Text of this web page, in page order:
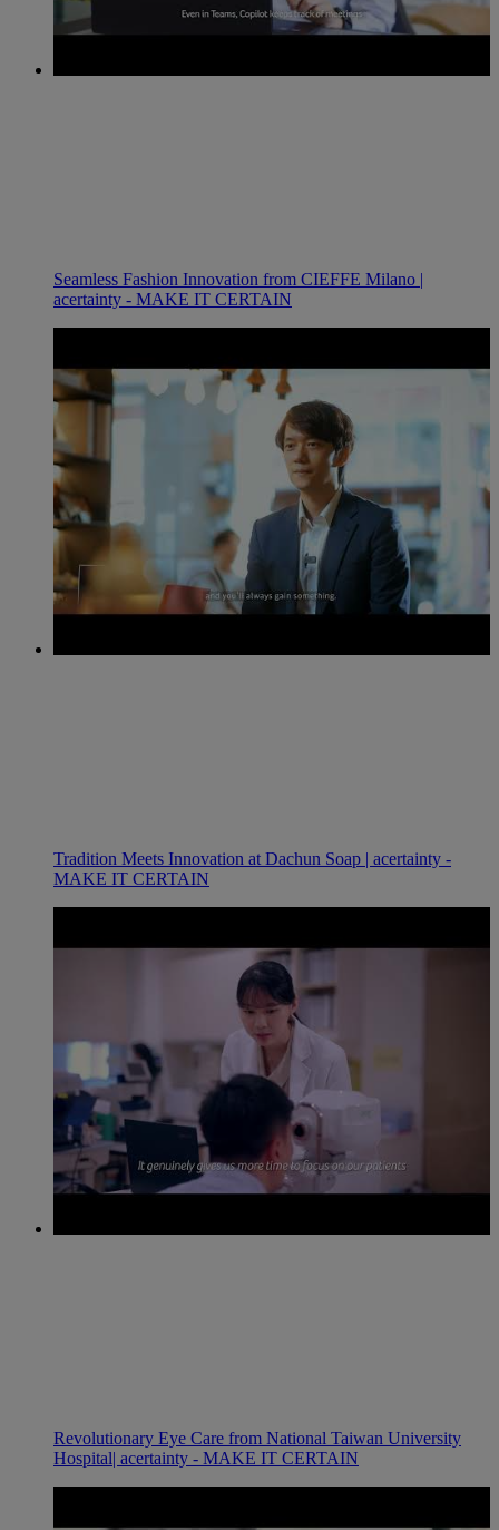
Seamless Fashion Innovation from CIEFFE Milano |
acertainty - MAKE IT CERTAIN
Tradition Meets Innovation at Dachun Soap | acertainty -
MAKE IT CERTAIN
Revolutionary Eye Care from National Taiwan University
Hospital| acertainty - MAKE IT CERTAIN